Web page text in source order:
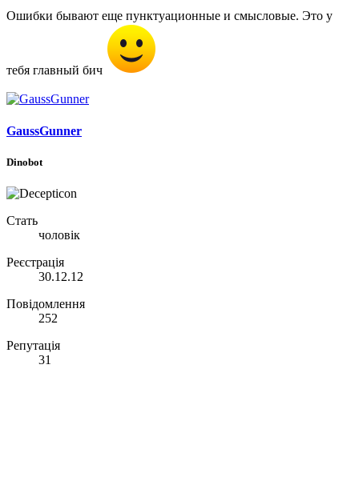
Ошибки бывают еще пунктуационные и смысловые. Это у
тебя главный бич
GaussGunner
Dinobot
Стать
чоловік
Реєстрація
30.12.12
Повідомлення
252
Репутація
31